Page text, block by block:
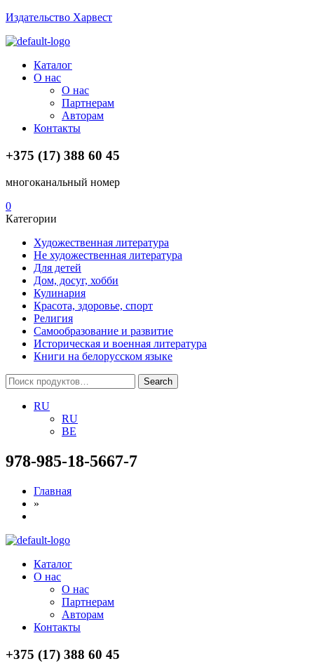
Издательство Харвест
Menu
Каталог
О нас
О нас
Партнерам
Авторам
Контакты
+375 (17) 388 60 45
многоканальный номер
0
Категории
Художественная литература
Не художественная литература
Для детей
Дом, досуг, хобби
Кулинария
Красота, здоровье, спорт
Религия
Самообразование и развитие
Историческая и военная литература
Книги на белорусском языке
Search
for:
Search
RU
RU
BE
978-985-18-5667-7
Главная
»
Menu
Каталог
О нас
О нас
Партнерам
Авторам
Контакты
+375 (17) 388 60 45